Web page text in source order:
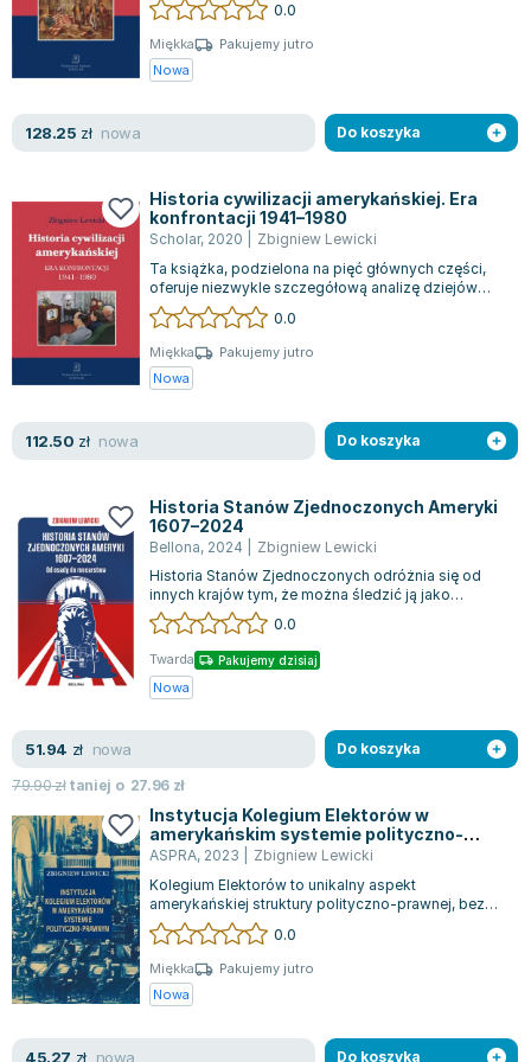
Książki o naukach politycznych dla studentów
Książki do nauk przyrodniczych dla studentów
Książki do nauk ścisłych dla studentów
Prawo - książki dla studentów
Zarządzanie i marketing - książki
Nauka języków obcych - książki
Podręczniki dla nauczycieli - metodyka
Repetytoria, testy i materiały pomocnicze
Bolesław Prus
Clive Cussler
Józef Ignacy Kraszewski
Clive Staples Lewis
Melissa De la Cruz
Blanka Lipińska
Jaś Kapela
Agatha Christie
Witold Gadowski
Jan Pietrzak
Piotr Zychowicz
Joanna Jabłczyńska
Jan Piński
Zygmunt Freud
Agata Passent
Michel Moran
Maciej Orłoś
Jo Nesbo
Antoine de Saint Exupery
Lew Tołstoj
Marcin Meller
Paulina Młynarska
ks. Piotr Pawlukiewicz
Jarosław Sokołowski
Piotr Latocha
Michael Scott
Jarosław Iwaszkiewicz
0.0
Miękka
Pakujemy jutro
Nowa
128.25 zł nowa Do koszyka
Historia cywilizacji amerykańskiej. Era
konfrontacji 1941–1980
Scholar, 2020
Zbigniew Lewicki
Ta książka, podzielona na pięć głównych części,
oferuje niezwykle szczegółową analizę dziejów
cywilizacji Stanów Zjednoczonych w l...
0.0
Miękka
Pakujemy jutro
Nowa
112.50 zł nowa Do koszyka
Historia Stanów Zjednoczonych Ameryki
1607–2024
Bellona, 2024
Zbigniew Lewicki
Historia Stanów Zjednoczonych odróżnia się od
innych krajów tym, że można śledzić ją jako
nieprzerwaną, rosnącą linię na osi czasu...
0.0
Twarda Pakujemy dzisiaj
Nowa
51.94 zł nowa
79.90złtaniej o 27.96 zł
Do koszyka
Instytucja Kolegium Elektorów w
amerykańskim systemie polityczno-
prawnym
ASPRA, 2023
Zbigniew Lewicki
Kolegium Elektorów to unikalny aspekt
amerykańskiej struktury polityczno-prawnej, bez
odpowiednika w innych krajach. Jego korzenie...
0.0
Miękka
Pakujemy jutro
Nowa
45.27 zł nowa Do koszyka